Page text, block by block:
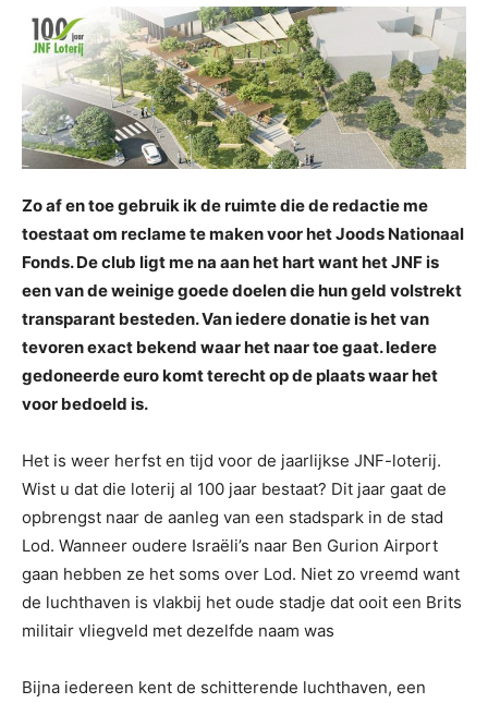
Zo af en toe gebruik ik de ruimte die de redactie me
toestaat om reclame te maken voor het Joods Nationaal
Fonds. De club ligt me na aan het hart want het JNF is
een van de weinige goede doelen die hun geld volstrekt
transparant besteden. Van iedere donatie is het van
tevoren exact bekend waar het naar toe gaat. Iedere
gedoneerde euro komt terecht op de plaats waar het
voor bedoeld is.
Het is weer herfst en tijd voor de jaarlijkse JNF-loterij.
Wist u dat die loterij al 100 jaar bestaat? Dit jaar gaat de
opbrengst naar de aanleg van een stadspark in de stad
Lod. Wanneer oudere Israëli’s naar Ben Gurion Airport
gaan hebben ze het soms over Lod. Niet zo vreemd want
de luchthaven is vlakbij het oude stadje dat ooit een Brits
militair vliegveld met dezelfde naam was
Bijna iedereen kent de schitterende luchthaven, een